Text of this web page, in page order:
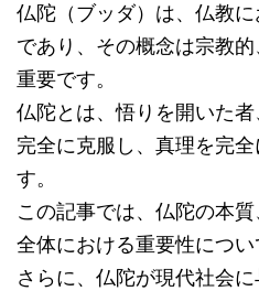
仏陀（ブッダ）は、仏教
であり、その概念は宗教
重要です。
仏陀とは、悟りを開いた
完全に克服し、真理を完
す。
この記事では、仏陀の本
全体における重要性につい
さらに、仏陀が現代社会